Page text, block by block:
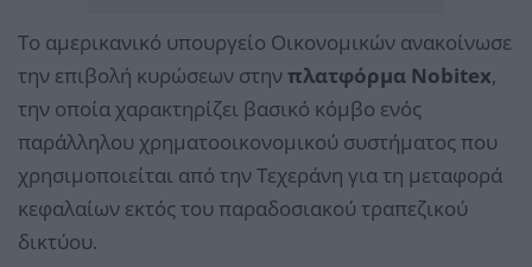
Το αμερικανικό υπουργείο Οικονομικών ανακοίνωσε
την επιβολή κυρώσεων στηνπλατφόρμα Nobitex,
την οποία χαρακτηρίζει βασικό κόμβο ενός
παράλληλου χρηματοοικονομικού συστήματος που
χρησιμοποιείται από την Τεχεράνη για τη μεταφορά
κεφαλαίων εκτός του παραδοσιακού τραπεζικού
δικτύου.